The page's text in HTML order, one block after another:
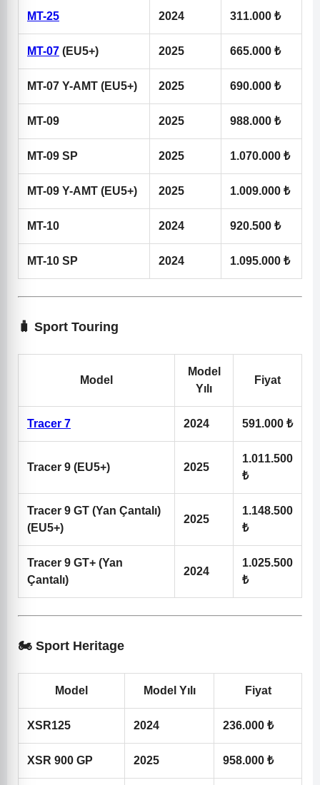
MT-25 2024 311.000 ₺
MT-07 (EU5+) 2025 665.000 ₺
MT-07 Y-AMT (EU5+) 2025 690.000 ₺
MT-09 2025 988.000 ₺
MT-09 SP 2025 1.070.000 ₺
MT-09 Y-AMT (EU5+) 2025 1.009.000 ₺
MT-10 2024 920.500 ₺
MT-10 SP 2024 1.095.000 ₺
🧳 Sport Touring
Model
Model
Yılı
Fiyat
Tracer 7 2024 591.000 ₺
Tracer 9 (EU5+) 2025
1.011.500
₺
Tracer 9 GT (Yan Çantalı)
(EU5+)
2025
1.148.500
₺
Tracer 9 GT+ (Yan
Çantalı)
2024
1.025.500
₺
🏍️ Sport Heritage
Model Model Yılı Fiyat
XSR125 2024 236.000 ₺
XSR 900 GP 2025 958.000 ₺